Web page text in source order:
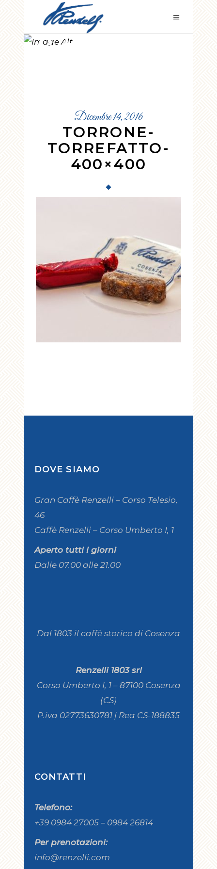
TORRONE-
TORREFATTO-
Dicembre 14, 2016
TORRONE-
TORREFATTO-
400×400
DOVE SIAMO
Gran Caffè Renzelli – Corso Telesio,
46
Caffè Renzelli – Corso Umberto I, 1
Aperto tutti i giorni
Dalle 07.00 alle 21.00
Dal 1803 il caffè storico di Cosenza
Renzelli 1803 srl
Corso Umberto I, 1 – 87100 Cosenza
(CS)
P.iva 02773630781 | Rea CS-188835
CONTATTI
Telefono:
+39 0984 27005 – 0984 26814
Per prenotazioni:
info@renzelli.com